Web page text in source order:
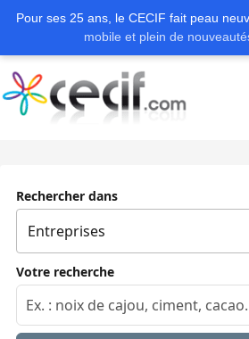
Pour ses 25 ans, le CECIF fait peau
mobile et plein de
Rechercher dans
Votre recherche